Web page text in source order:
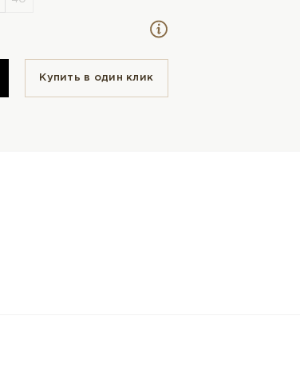
Купить в один клик